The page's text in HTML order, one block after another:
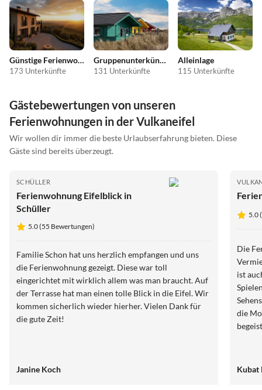
Günstige Ferienwohnungen
173 Unterkünfte
Gruppenunterkünfte
131 Unterkünfte
Alleinlage
115 Unterkünfte
Gästebewertungen von unseren
Ferienwohnungen in der Vulkaneifel
Wir wollen dir immer die beste Urlaubserfahrung bieten. Diese
Gäste sind bereits überzeugt.
SCHÜLLER
Ferienwohnung Eifelblick in
Schüller
5.0 (55 Bewertungen)
Familie Schon hat uns herzlich empfangen und uns
die Ferienwohnung gezeigt. Diese war toll
eingerichtet mit wirklich allem was man braucht. Auf
der Terrasse hat man einen tolle Blick in die Eifel. Wir
kommen sicherlich wieder hierher. Vielen Dank für
die gute Zeit!
Janine Koch
5.0
Die
ist
die
Kubat